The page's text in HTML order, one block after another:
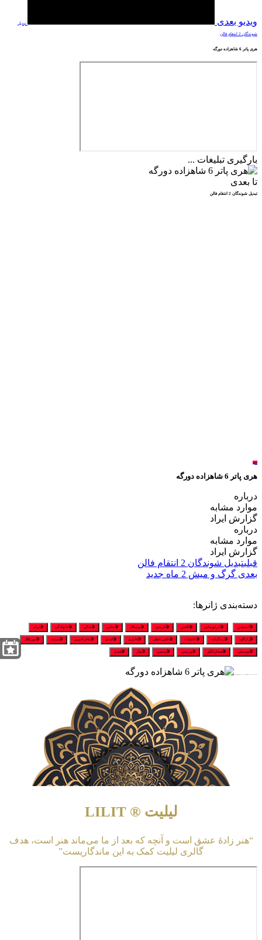
ویدیو بعدی تبدیل
شوندگان 2 انتقام فالن
هری پاتر 6 شاهزاده دورگه
بارگیری تبلیغات ...
تا بعدی
تبدیل شوندگان 2 انتقام فالن
لغو
هری پاتر 6 شاهزاده دورگه
درباره
موارد مشابه
گزارش ایراد
درباره
موارد مشابه
گزارش ایراد
قبلیتبدیل شوندگان 2 انتقام فالن
بعدی گرگ و میش 2 ماه جدید
دسته‌بندی ژانرها:
🎬انیمیشن 🎬ابرقهرمانی 🎬اکشن 🎬تاریخی 🎬ترسناک 🎬جنایی 🎬جنگی 🎬خانوادگی 🎬درام
🎬رازآلود 🎬زندگینامه 🎬عاشقانه 🎬علمی‌تخیلی 🎬فانتزی 🎬کمدی 🎬ماجراجویی 🎬مستند 🎬موزیکال
🎬موسیقی 🎬هیجان‌انگیز 🎬ورزشی 🎬وسترن 🎬نوآر 🎬هندی
لیلیت ® LILIT
“هنر زادهٔ عشق است و آنچه که بعد از ما می‌ماند هنر است، هدف
گالری لیلیت کمک به این ماندگاریست”